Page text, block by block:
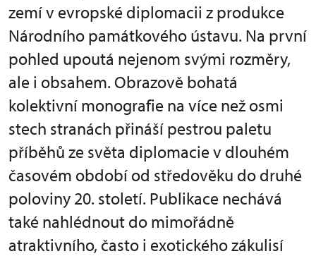
zemí v evropské diplomacii z produkce
Národního památkového ústavu. Na první
pohled upoutá nejenom svými rozměry,
ale i obsahem. Obrazově bohatá
kolektivní monografie na více než osmi
stech stranách přináší pestrou paletu
příběhů ze světa diplomacie v dlouhém
časovém období od středověku do druhé
poloviny 20. století. Publikace nechává
také nahlédnout do mimořádně
atraktivního, často i exotického zákulisí